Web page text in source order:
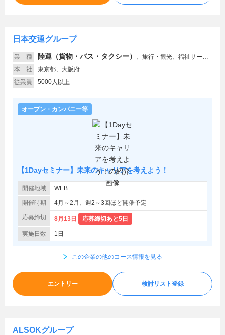
日本交通グループ
業 種 陸運（貨物・バス・タクシー） 、 旅行・観光、福祉サービス、教育、広告
本 社
東京都、大阪府
従業員
5000人以上
オープン・カンパニー等
【1Dayセミナー】未来のキャリアを考えよう！
開催地域 WEB
開催時期 4月～2月、週2～3回ほど開催予定
応募締切 8月13日 応募締切あと5日
実施日数 1日
この企業の他のコース情報を見る
エントリー 検討リスト登録
ALSOKグループ